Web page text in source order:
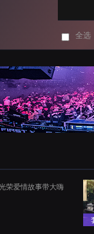
全选
荣爱情故事带大嗨